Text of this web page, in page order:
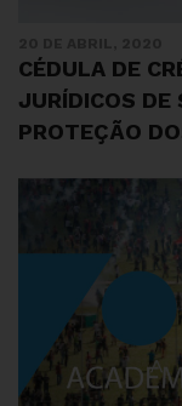
CÉDULA DE
JURÍDICOS DE
PROTEÇÃO